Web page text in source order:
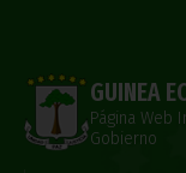
GUINEA
Página Web
Gobierno